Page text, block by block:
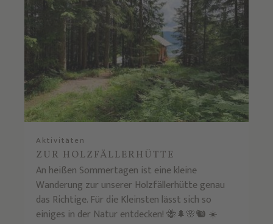
Aktivitäten
ZUR HOLZFÄLLERHÜTTE
An heißen Sommertagen ist eine kleine
Wanderung zur unserer Holzfällerhütte genau
das Richtige. Für die Kleinsten lässt sich so
einiges in der Natur entdecken! 🐝🌲🌸🐿 ☀️